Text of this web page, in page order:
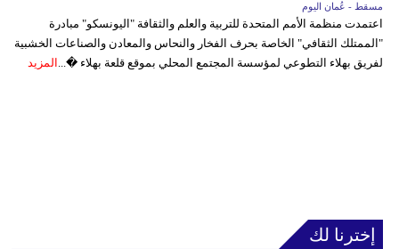
مسقط - عُمان اليوم
اعتمدت منظمة الأمم المتحدة للتربية والعلم والثقافة "اليونسكو" مبادرة
"الممتلك الثقافي" الخاصة بحرف الفخار والنحاس والمعادن والصناعات الخشبية
لفريق بهلاء التطوعي لمؤسسة المجتمع المحلي بموقع قلعة بهلاء �... المزيد
إخترنا لك